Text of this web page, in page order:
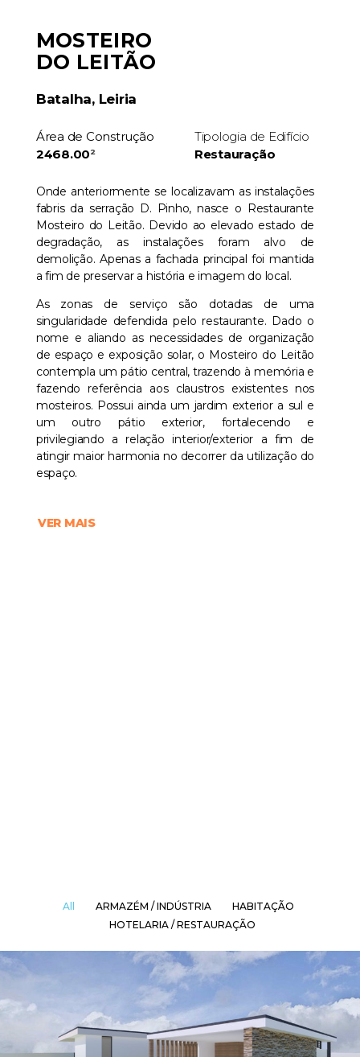
MOSTEIRO
DO LEITÃO
Batalha, Leiria
Área de Construção
2468.00²
Tipologia de Edifício
Restauração
Onde anteriormente se localizavam as instalações
fabris da serração D. Pinho, nasce o Restaurante
Mosteiro do Leitão. Devido ao elevado estado de
degradação, as instalações foram alvo de
demolição. Apenas a fachada principal foi mantida
a fim de preservar a história e imagem do local.
As zonas de serviço são dotadas de uma
singularidade defendida pelo restaurante. Dado o
nome e aliando as necessidades de organização
de espaço e exposição solar, o Mosteiro do Leitão
contempla um pátio central, trazendo à memória e
fazendo referência aos claustros existentes nos
mosteiros. Possui ainda um jardim exterior a sul e
um outro pátio exterior, fortalecendo e
privilegiando a relação interior/exterior a fim de
atingir maior harmonia no decorrer da utilização do
espaço.
VER MAIS
All ARMAZÉM / INDÚSTRIA
HABITAÇÃO
HOTELARIA / RESTAURAÇÃO